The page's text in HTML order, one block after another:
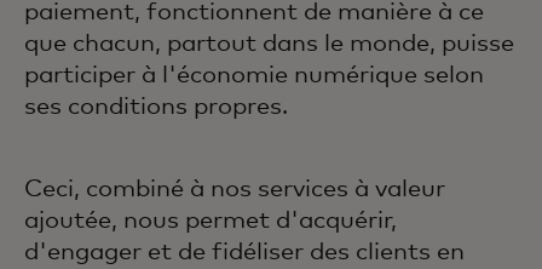
paiement, fonctionnent de manière à ce
que chacun, partout dans le monde, puisse
participer à l'économie numérique selon
ses conditions propres.
Ceci, combiné à nos services à valeur
ajoutée, nous permet d'acquérir,
d'engager et de fidéliser des clients en